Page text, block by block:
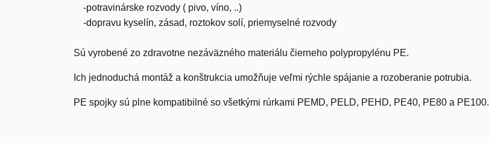
-potravinárske rozvody ( pivo, víno, ..)
-dopravu kyselín, zásad, roztokov solí, priemyselné rozvody
Sú vyrobené zo zdravotne nezáväzného materiálu čierneho polypropylénu PE.
Ich jednoduchá montáž a konštrukcia umožňuje veľmi rýchle spájanie a rozoberanie potrubia.
PE spojky sú plne kompatibilné so všetkými rúrkami PEMD, PELD, PEHD, PE40, PE80 a PE100.